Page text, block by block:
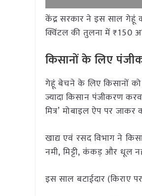
केंद्र सरकार ने इस साल गेहूं
क्विंटल की तुलना में ₹150
किसानों के लिए
गेहूं बेचने के लिए किसानों को
ज्यादा किसान पंजीकरण
मित्र’ मोबाइल ऐप पर
खाद्य एवं रसद विभाग ने
नमी, मिट्टी, कंकड़ और धूल
इस साल बटाईदार